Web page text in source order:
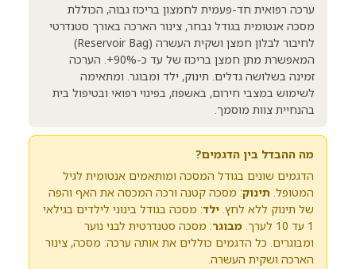
ערכה רפואית חד-פעמית לחמצון בריכוז גבוה, הכוללת
מסכה אנטומית בגודל נבחר, צינור הארכה באורך סטנדרטי
לחיבור לבלון חמצן ושקית העשרה (Reservoir Bag)
המאפשרת מתן חמצן בריכוז של עד כ-90%+. הערכה
זמינה בשלושה גדלים. תינוק, ילד ומבוגר. ומתאימה
לשימוש במצבי חירום, באשפוז, בפינוי רפואי ובטיפול בית
בהנחיית צוות מוסמך.
מה ההבדל בין הדגמים?
הדגמים שונים בגודל המסכה ומותאמים אנטומית לגיל
המטופל. תינוק: מסכה קטנה ורכה המכסה את האף והפה
של תינוק ללא לחץ. ילד: מסכה בגודל בינוני לילדים בגילאי
1 עד 10 לערך.
מבוגר: מסכה סטנדרטית לבני נוער
ומבוגרים. כל הדגמים כוללים את אותה ערכה: מסכה, צינור
הארכה ושקית העשרה.